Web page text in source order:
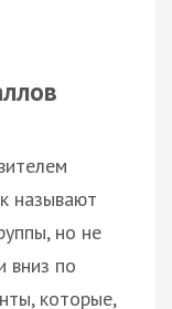
называют
но не
вниз по
которые,